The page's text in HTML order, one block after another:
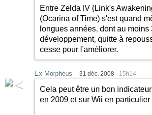
Entre Zelda IV (Link's
(Ocarina of Time) s'est quand
longues années, dont au moins
développement, quitte à
cesse pour l'améliorer.
Ex-Morpheus 31 déc. 2008 15h14
Cela peut être un bon
en 2009 et sur Wii en particulier